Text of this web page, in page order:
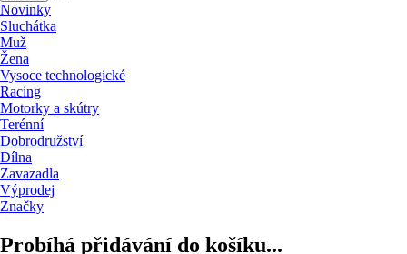
Novinky
Sluchátka
Muž
Žena
Vysoce technologické
Racing
Motorky a skútry
Terénní
Dobrodružství
Dílna
Zavazadla
Výprodej
Značky
Probíhá přidávání do košíku...